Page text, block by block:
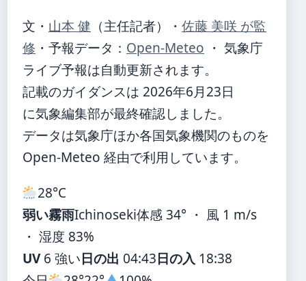
文・ 山本 健 （主任記者） ・ 佐藤 美咲 が監
修 ・ 予報データ： Open-Meteo ・ 気象庁
ライブ予報は自動更新されます。
記載のガイダンスは 2026年6月23日
に気象編集部が最終確認しました。
データは気象庁ほか各国気象機関のものを
Open-Meteo 経由で利用しています。
28°C
弱い霧雨Ichinoseki体感 34° ・ 風 1 m/s
・ 湿度 83%
UV6 強い日の出 04:43日の入 18:38